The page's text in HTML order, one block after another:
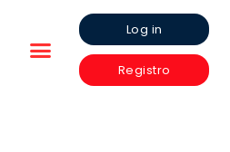
Log in
Registro